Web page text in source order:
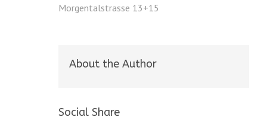
Morgentalstrasse 13+15
About the Author
Social Share